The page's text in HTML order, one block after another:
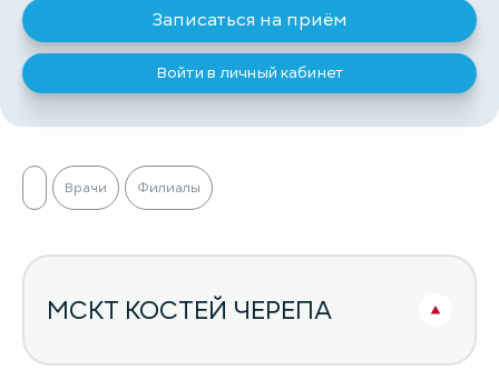
Записаться на приём
Войти в личный кабинет
Врачи Филиалы
МСКТ КОСТЕЙ ЧЕРЕПА